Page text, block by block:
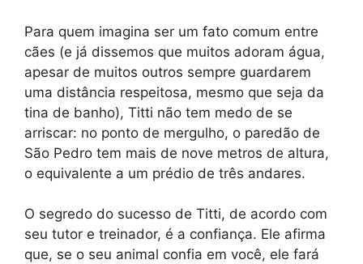
Para quem imagina ser um fato comum entre
cães (e já dissemos que muitos adoram água,
apesar de muitos outros sempre guardarem
uma distância respeitosa, mesmo que seja da
tina de banho), Titti não tem medo de se
arriscar: no ponto de mergulho, o paredão de
São Pedro tem mais de nove metros de altura,
o equivalente a um prédio de três andares.
O segredo do sucesso de Titti, de acordo com
seu tutor e treinador, é a confiança. Ele afirma
que, se o seu animal confia em você, ele fará